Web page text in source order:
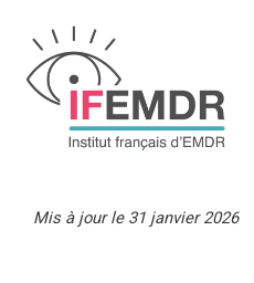
Mis à jour le 31 janvier 2026